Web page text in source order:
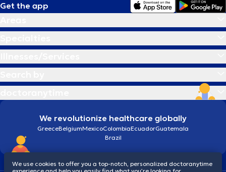
Get the app
We revolutionize healthcare globally
GreeceBelgiumMexicoColombiaEcuadorGuatemala
Brazil
We use cookies to offer you a top-notch, personalized doctoranytime